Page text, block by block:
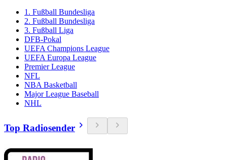
1. Fußball Bundesliga
2. Fußball Bundesliga
3. Fußball Liga
DFB-Pokal
UEFA Champions League
UEFA Europa League
Premier League
NFL
NBA Basketball
Major League Baseball
NHL
Top Radiosender